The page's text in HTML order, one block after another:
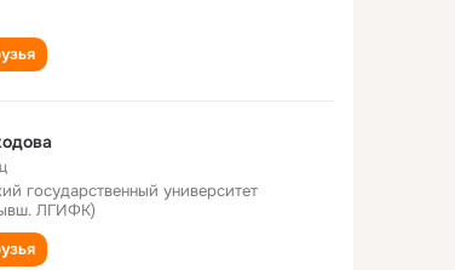
государственный университет
ЛГИФК)